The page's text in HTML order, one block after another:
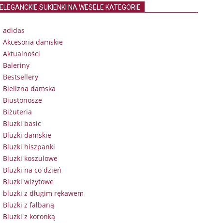
ELEGANCKIE SUKIENKI NA WESELE KATEGORIE
adidas
Akcesoria damskie
Aktualności
Baleriny
Bestsellery
Bielizna damska
Biustonosze
Biżuteria
Bluzki basic
Bluzki damskie
Bluzki hiszpanki
Bluzki koszulowe
Bluzki na co dzień
Bluzki wizytowe
bluzki z długim rękawem
Bluzki z falbaną
Bluzki z koronką